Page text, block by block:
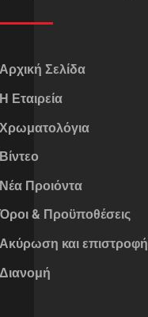
Αρχική Σελίδα
Η Εταιρεία
Χρωματολόγια
Βίντεο
Νέα Προιόντα
Όροι & Προϋποθέσεις
Ακύρωση και επιστροφή
Διανομή